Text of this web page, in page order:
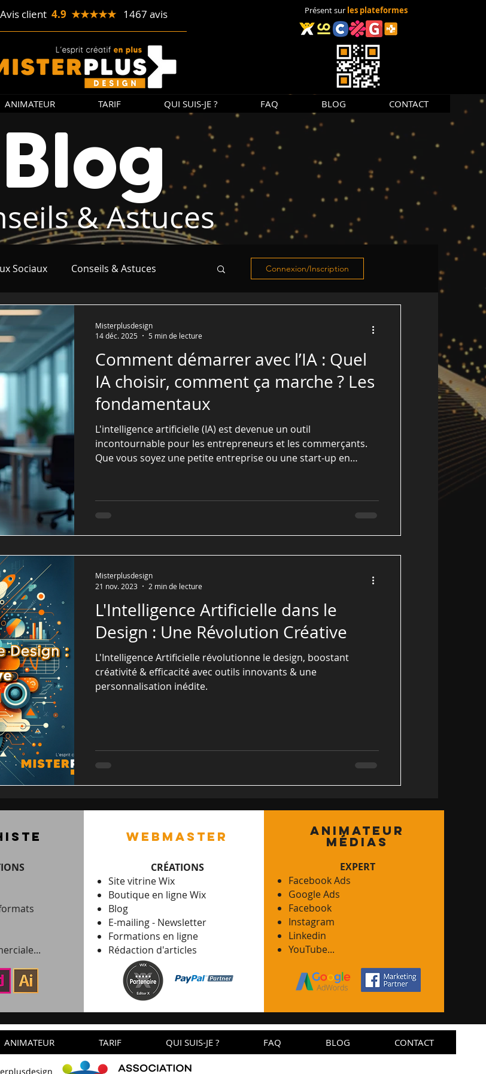
Avis client4.9 ★★★★★ 1467 avis Présent sur les plateformes
ANIMATEUR TARIF QUI SUIS-JE ? FAQ BLOG CONTACT
Blog
& Astuces
Sociaux Conseils & Astuces
Référencement SEO
Connexion/Inscription
Comment démarrer avec l’IA : Quel
IA choisir, comment ça marche ? Les
fondamentaux
L'intelligence artificielle (IA) est devenue un outil
incontournable pour les entrepreneurs et les commerçants.
Que vous soyez une petite entreprise ou une start-up en
Misterplusdesign
14 déc. 2025
5 min de lecture
L'Intelligence Artificielle dans le
Design : Une Révolution Créative
L'Intelligence Artificielle révolutionne le design, boostant
créativité & efficacité avec outils innovants & une
personnalisation inédite.
Misterplusdesign
21 nov. 2023
2 min de lecture
webmaster
CRÉATIONS
Site vitrine Wix
Boutique en ligne Wix
Blog
E-mailing - Newsletter
Formations en ligne
Rédaction d'articles
animateur
mÉdias
EXPERT
Facebook Ads
Google Ads
Facebook
Instagram
Linkedin
YouTube...
ANIMATEUR TARIF QUI SUIS-JE ? FAQ BLOG CONTACT